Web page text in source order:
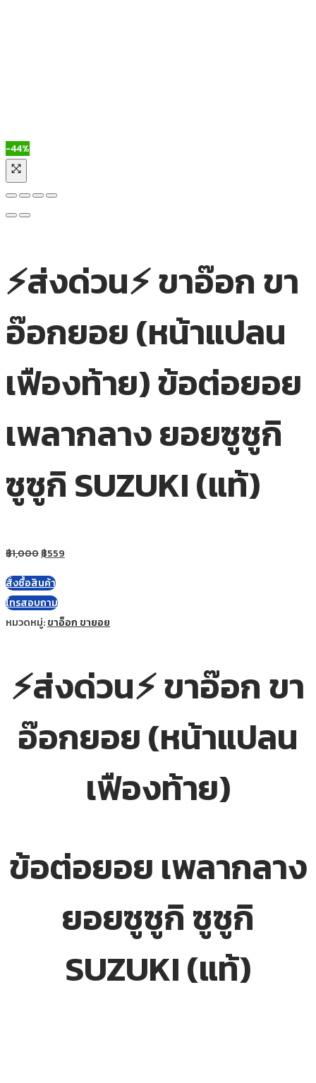
-44%
⚡ส่งด่วน⚡ ขาอ๊อก ขา
อ๊อกยอย (หน้าแปลน
เฟืองท้าย) ข้อต่อยอย
เพลากลาง ยอยซูซูกิ
ซูซูกิ SUZUKI (แท้)
฿1,000฿559
สั่งซื้อสินค้า
โทรสอบถาม
หมวดหมู่:ขาอ็อก ขายอย
⚡ส่งด่วน⚡ ขาอ๊อก ขา
อ๊อกยอย (หน้าแปลน
เฟืองท้าย)
ข้อต่อยอย เพลากลาง
ยอยซูซูกิ ซูซูกิ
SUZUKI (แท้)